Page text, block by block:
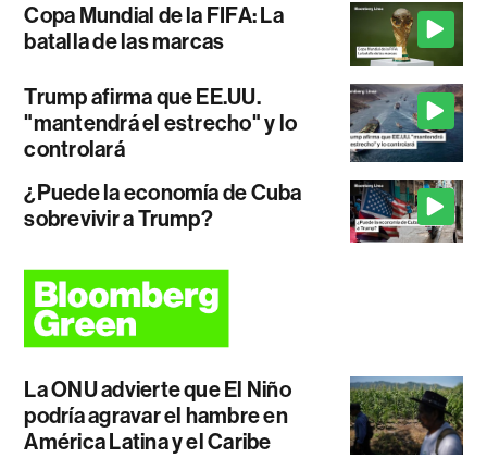
Copa Mundial de la FIFA: La
batalla de las marcas
Trump afirma que EE.UU.
"mantendrá el estrecho" y lo
controlará
¿Puede la economía de Cuba
sobrevivir a Trump?
La ONU advierte que El Niño
podría agravar el hambre en
América Latina y el Caribe